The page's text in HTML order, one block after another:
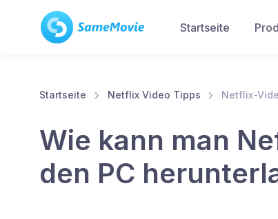
Startseite
Startseite Netflix Video Tipps Netflix-
Wie kann man
den PC